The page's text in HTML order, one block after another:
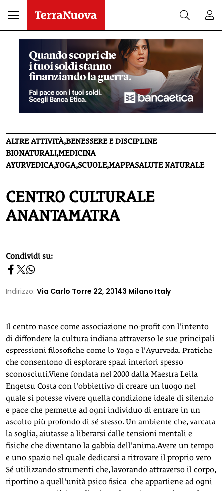
ALTRE ATTIVITÀ,BENESSERE E DISCIPLINE
BIONATURALI,MEDICINA
AYURVEDICA,YOGA,SCUOLE,MAPPASALUTE NATURALE
CENTRO CULTURALE
ANANTAMATRA
homepage h2
Condividi su:
Indirizzo: Via Carlo Torre 22, 20143 Milano Italy
Il centro nasce come associazione no-profit con l'intento
di diffondere la cultura indiana attraverso le sue principali
espressioni filosofiche come lo Yoga e l'Ayurveda. Pratiche
che consentono di esplorare spazi interiori spesso
sconosciuti.Viene fondata nel 2000 dalla Maestra Leila
Engetsu Costa con l'obbiettivo di creare un luogo nel
quale si potesse vivere quella condizione ideale di silenzio
e pace che permette ad ogni individuo di entrare in un
ascolto più profondo di sé stesso. Un ambiente che, varcata
la soglia, aiutasse a liberarsi dalle tensioni mentali e
fisiche che diventano la gabbia dell'anima.Avere un tempo
e uno spazio nel quale dedicarsi a ritrovare il proprio vero
Sé utilizzando strumenti che, lavorando attraverso il corpo,
riportino a quell'unità psico fisica che appartiene ad ogni